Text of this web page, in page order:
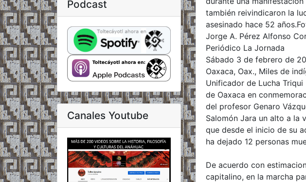
Podcast
Canales Youtube
también reivindicaron la
asesinado hace 52
Jorge A. Pérez Alfonso
Periódico La Jornada
Sábado 3 de febrero de
Oaxaca, Oax., Miles de
Unificador de Lucha
de Oaxaca en
del profesor Genaro
Salomón Jara un alto a la
que desde el inicio de su
ha dejado 12 personas
De acuerdo con
capitalino, en la marcha